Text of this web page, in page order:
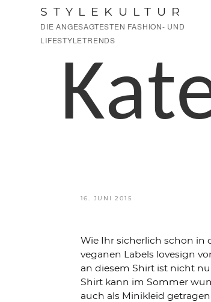
STYLEKULTUR
DIE ANGESAGTESTEN FASHION- UND
LIFESTYLETRENDS
VERÖFFENTLICHT
16. JUNI 2015
Wie Ihr sicherlich schon in
veganen Labels lovesign
an diesem Shirt ist nicht
Shirt kann im Sommer
auch als Minikleid